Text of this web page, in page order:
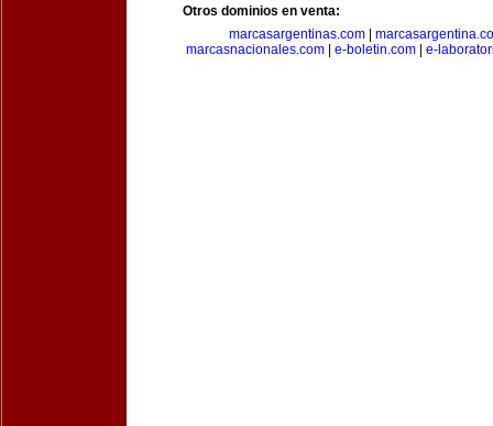
Otros dominios en venta:
marcasargentinas.com
marcasnacionales.com| e-boletin.com| e-